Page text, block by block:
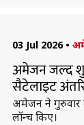
03 Jul 2026 •
अमेजन जल्द
सैटेलाइट
अमेजन ने गुरुवार
लॉन्च किए।